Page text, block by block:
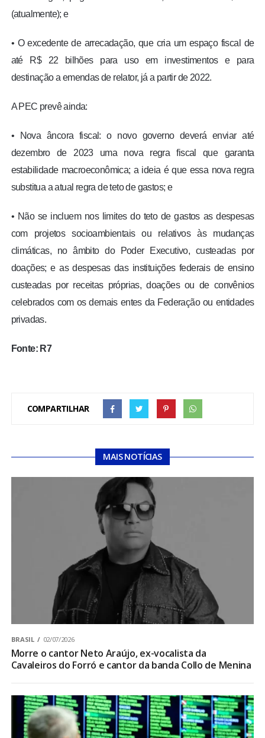
(atualmente); e
• O excedente de arrecadação, que cria um espaço fiscal de
até R$ 22 bilhões para uso em investimentos e para
destinação a emendas de relator, já a partir de 2022.
A PEC prevê ainda:
• Nova âncora fiscal: o novo governo deverá enviar até
dezembro de 2023 uma nova regra fiscal que garanta
estabilidade macroeconômica; a ideia é que essa nova regra
substitua a atual regra de teto de gastos; e
• Não se incluem nos limites do teto de gastos as despesas
com projetos socioambientais ou relativos às mudanças
climáticas, no âmbito do Poder Executivo, custeadas por
doações; e as despesas das instituições federais de ensino
custeadas por receitas próprias, doações ou de convênios
celebrados com os demais entes da Federação ou entidades
privadas.
Fonte: R7
COMPARTILHAR
MAIS NOTÍCIAS
BRASIL 02/07/2026
Morre o cantor Neto Araújo, ex-vocalista da
Cavaleiros do Forró e cantor da banda Collo de Menina